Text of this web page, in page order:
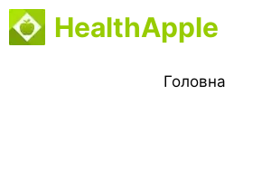
Перейти
до
HealthApple
Головна